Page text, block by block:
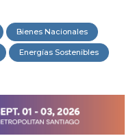
Bienes Nacionales
Energías Sostenibles